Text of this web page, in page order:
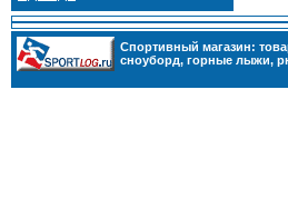
Cпортивный магазин:
сноуборд, горные лыжи,